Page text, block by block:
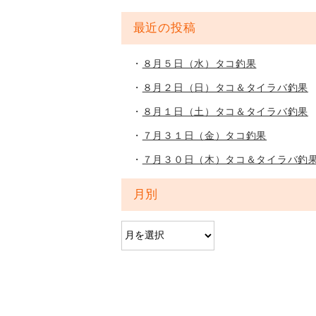
最近の投稿
８月５日（水）タコ釣果
８月２日（日）タコ＆タイラバ釣果
８月１日（土）タコ＆タイラバ釣果
７月３１日（金）タコ釣果
７月３０日（木）タコ＆タイラバ釣
月別